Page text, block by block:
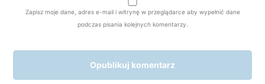
Zapisz moje dane, adres e-mail i witrynę w przeglądarce aby wypełnić dane
podczas pisania kolejnych komentarzy.